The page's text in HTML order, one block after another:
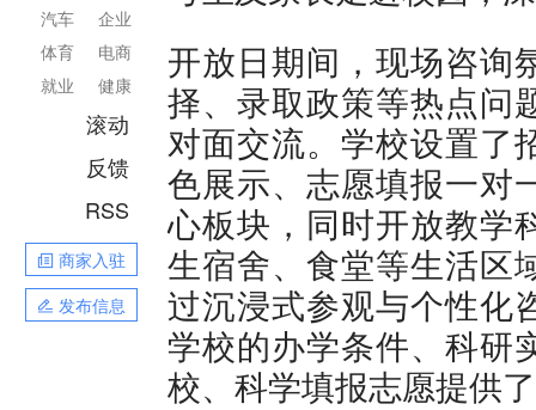
企业
电商
健康
汽车
体育
就业
滚动
反馈
RSS
商家入驻
发布信息
开放日期间，现场咨询
择、录取政策等热点问
对面交流。学校设置了
色展示、志愿填报一对
心板块，同时开放教学
生宿舍、食堂等生活区
过沉浸式参观与个性化
学校的办学条件、科研
校、科学填报志愿提供